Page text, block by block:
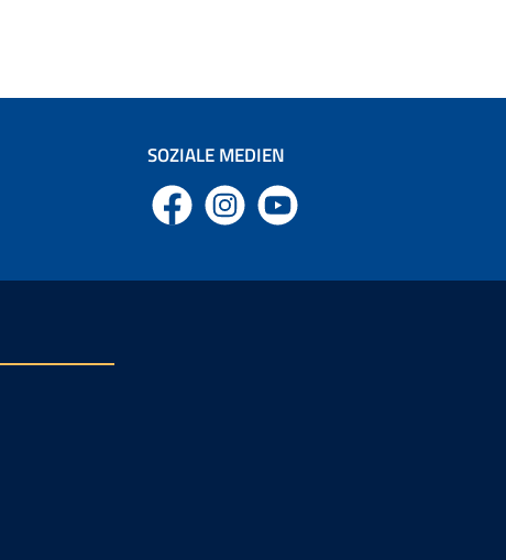
SOZIALE MEDIEN
Facebook Instagram YouTube